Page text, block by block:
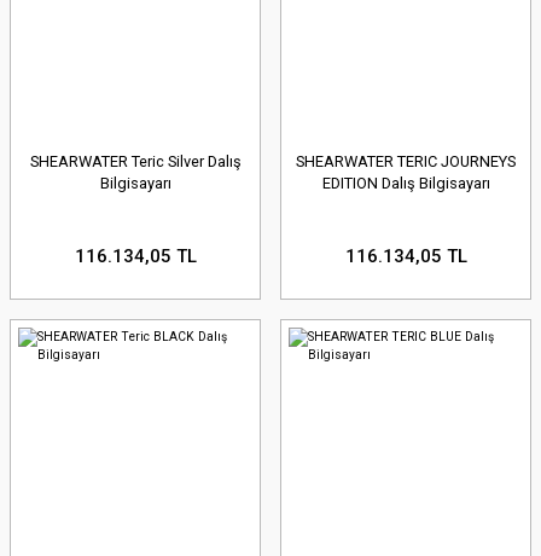
SHEARWATER Teric Silver Dalış
Bilgisayarı
116.134,05 TL
SHEARWATER TERIC JOURNEYS
EDITION Dalış Bilgisayarı
116.134,05 TL